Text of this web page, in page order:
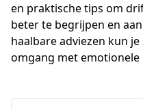
en praktische tips om
beter te begrijpen en
haalbare adviezen kun
omgang met